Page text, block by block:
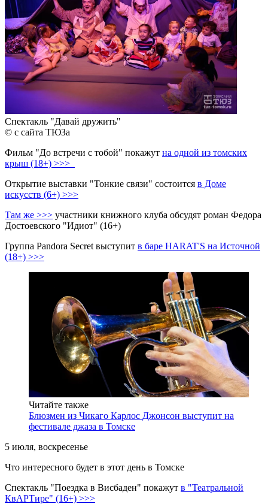
Спектакль "Давай дружить"
© с сайта ТЮЗа
Фильм "До встречи с тобой" покажут на одной из томских
крыш (18+) >>>
Открытие выставки "Тонкие связи" состоится в Доме
искусств (6+) >>>
Там же >>> участники книжного клуба обсудят роман Федора
Достоевского "Идиот" (16+)
Группа Pandora Secret выступит в баре HARAT'S на Источной
(18+) >>>
Читайте также
Блюзмен из Чикаго Карлос Джонсон выступит на
фестивале джаза в Томске
5 июля, воскресенье
Что интересного будет в этот день в Томске
Спектакль "Поездка в Висбаден" покажут в "Театральной
КвАРТире" (16+) >>>